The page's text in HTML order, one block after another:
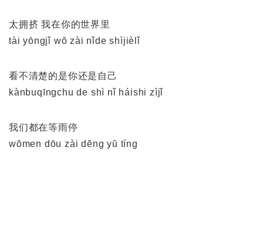
太拥挤 我在你的世界里
tài yōngjǐ wŏ zài nǐde shìjièlǐ
看不清楚的是你还是自己
kànbuqīngchu de shì nǐ háishi zìjǐ
我们都在等雨停
wŏmen dōu zài dĕng yŭ tíng